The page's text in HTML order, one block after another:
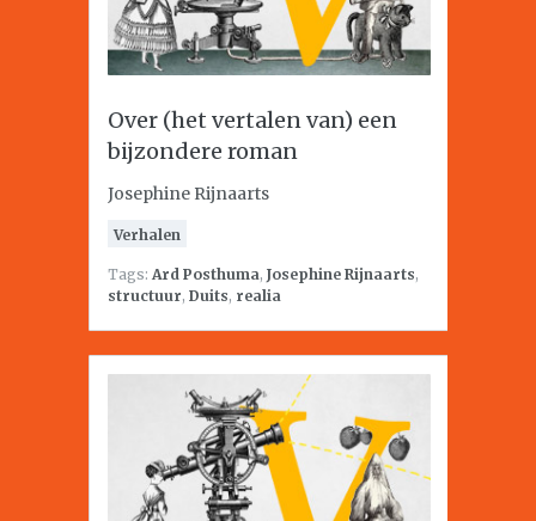
Over (het vertalen van) een
bijzondere roman
Josephine Rijnaarts
Verhalen
Tags: Ard Posthuma, Josephine Rijnaarts,
structuur, Duits, realia